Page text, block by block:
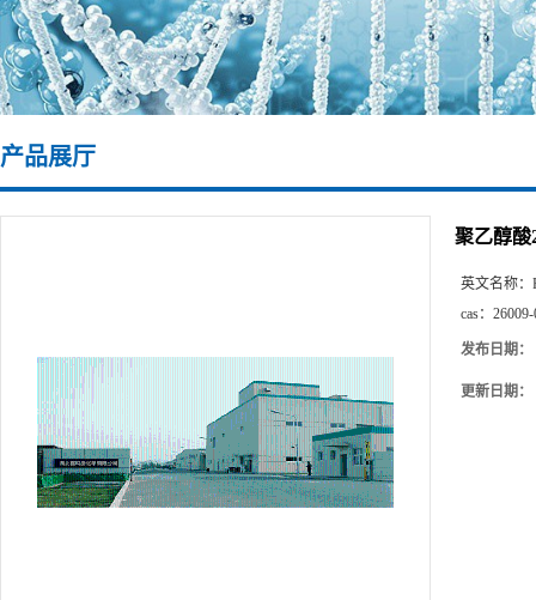
产品展厅
聚乙醇酸
英文名称：
cas：
发布日期：
更新日期：